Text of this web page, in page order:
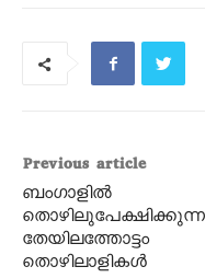
Previous article
ബംഗാളിൽ
തൊഴിലുപേക്ഷിക്കുന്ന
തേയിലത്തോട്ടം
തൊഴിലാളികൾ